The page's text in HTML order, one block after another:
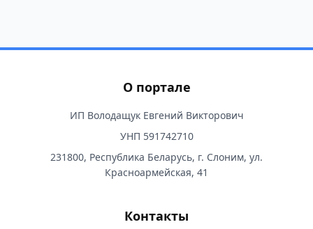
О портале
ИП Володащук Евгений Викторович
УНП 591742710
231800, Республика Беларусь, г. Слоним, ул.
Красноармейская, 41
Контакты